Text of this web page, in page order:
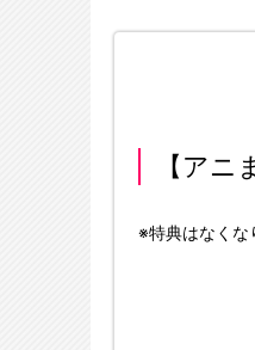
【ア
※特典はなくな